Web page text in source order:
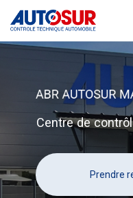
contenu
principal
Centre de
Prendre